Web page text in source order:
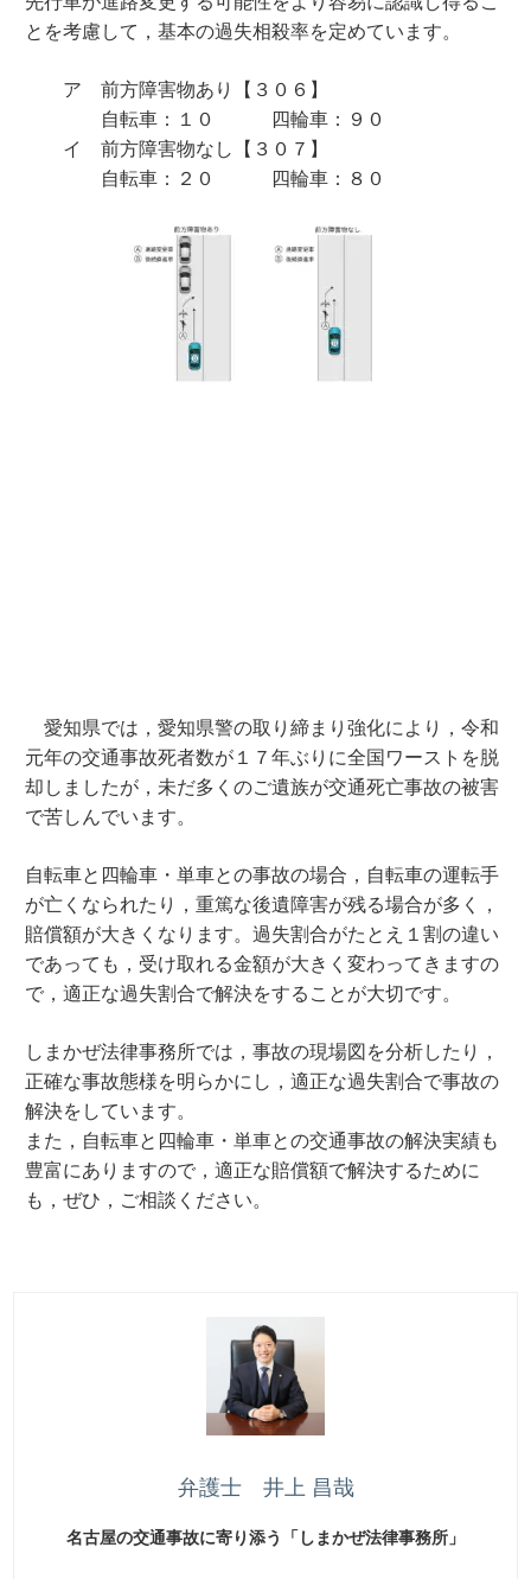
とを考慮して，基本の過失相殺率を定めています。
ア 前方障害物あり【３０６】
自転車：１０ 四輪車：９０
イ 前方障害物なし【３０７】
自転車：２０ 四輪車：８０
愛知県では，愛知県警の取り締まり強化により，令和
元年の交通事故死者数が１７年ぶりに全国ワーストを脱
却しましたが，未だ多くのご遺族が交通死亡事故の被害
で苦しんでいます。
自転車と四輪車・単車との事故の場合，自転車の運転手
が亡くなられたり，重篤な後遺障害が残る場合が多く，
賠償額が大きくなります。過失割合がたとえ１割の違い
であっても，受け取れる金額が大きく変わってきますの
で，適正な過失割合で解決をすることが大切です。
しまかぜ法律事務所では，事故の現場図を分析したり，
正確な事故態様を明らかにし，適正な過失割合で事故の
解決をしています。
また，自転車と四輪車・単車との交通事故の解決実績も
豊富にありますので，適正な賠償額で解決するために
も，ぜひ，ご相談ください。
弁護士 井上 昌哉
名古屋の交通事故に寄り添う「しまかぜ法律事務所」